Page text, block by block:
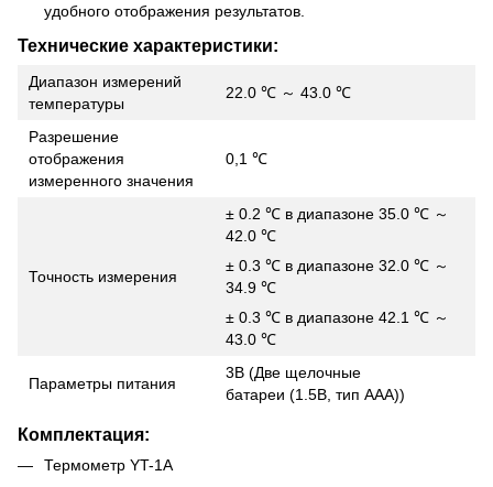
удобного отображения результатов.
Технические характеристики:
Диапазон измерений
температуры
22.0 ℃ ～ 43.0 ℃
Разрешение
отображения
измеренного значения
0,1 ℃
Точность измерения
± 0.2 ℃ в диапазоне 35.0 ℃ ～
42.0 ℃
± 0.3 ℃ в диапазоне 32.0 ℃ ～
34.9 ℃
± 0.3 ℃ в диапазоне 42.1 ℃ ～
43.0 ℃
Параметры питания
3В (Две щелочные
батареи (1.5В, тип ААА))
Комплектация:
Термометр YT-1A